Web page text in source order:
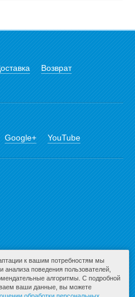
Возврат
Google+ YouTube
к вашим потребностям мы
поведения пользователей,
алгоритмы. С подробной
ваши данные, вы можете